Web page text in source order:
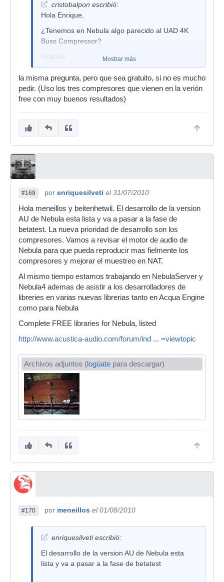
cristobalpon escribió:
Hola Enrique,
¿Tenemos en Nebula algo parecido al UAD 4K
Buss Compressor?
Gracias.
Mostrar más
la misma pregunta, pero que sea gratuito, si no es mucho
pedir. (Uso los tres compresores que vienen en la verión
free con muy buenos resultados)
#169 por enriquesilveti el 31/07/2010
Hola meneillos y beitenhetwil. El desarrollo de la version
AU de Nebula esta lista y va a pasar a la fase de
betatest. La nueva prioridad de desarrollo son los
compresores. Vamos a revisar el motor de audio de
Nebula para que pueda reproducir mas fielmente los
compresores y mejorar el muestreo en NAT.
Al mismo tiempo estamos trabajando en NebulaServer y
Nebula4 ademas de asistir a los desarrolladores de
libreries en varias nuevas librerias tanto en Acqua Engine
como para Nebula
Complete FREE libraries for Nebula, listed
http://www.acustica-audio.com/forum/ind ... =viewtopic
Archivos adjuntos (logúate para descargar)
#170 por meneillos el 01/08/2010
enriquesilveti escribió:
El desarrollo de la version AU de Nebula esta
lista y va a pasar a la fase de betatest